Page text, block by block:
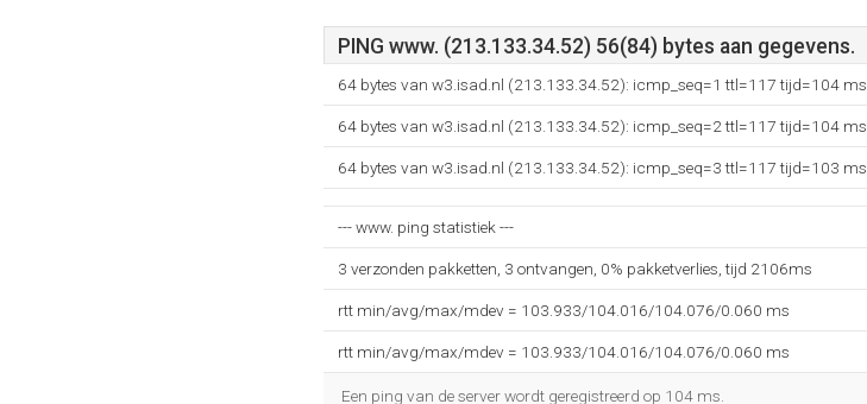
PING www. (213.133.34.52) 56(84) bytes aan gegevens.
64 bytes van w3.isad.nl (213.133.34.52): icmp_seq=1 ttl=117 tijd=104 ms
64 bytes van w3.isad.nl (213.133.34.52): icmp_seq=2 ttl=117 tijd=104 ms
64 bytes van w3.isad.nl (213.133.34.52): icmp_seq=3 ttl=117 tijd=103 ms
--- www. ping statistiek ---
3 verzonden pakketten, 3 ontvangen, 0% pakketverlies, tijd 2106ms
rtt min/avg/max/mdev = 103.933/104.016/104.076/0.060 ms
rtt min/avg/max/mdev = 103.933/104.016/104.076/0.060 ms
Een ping van de server wordt geregistreerd op 104 ms.